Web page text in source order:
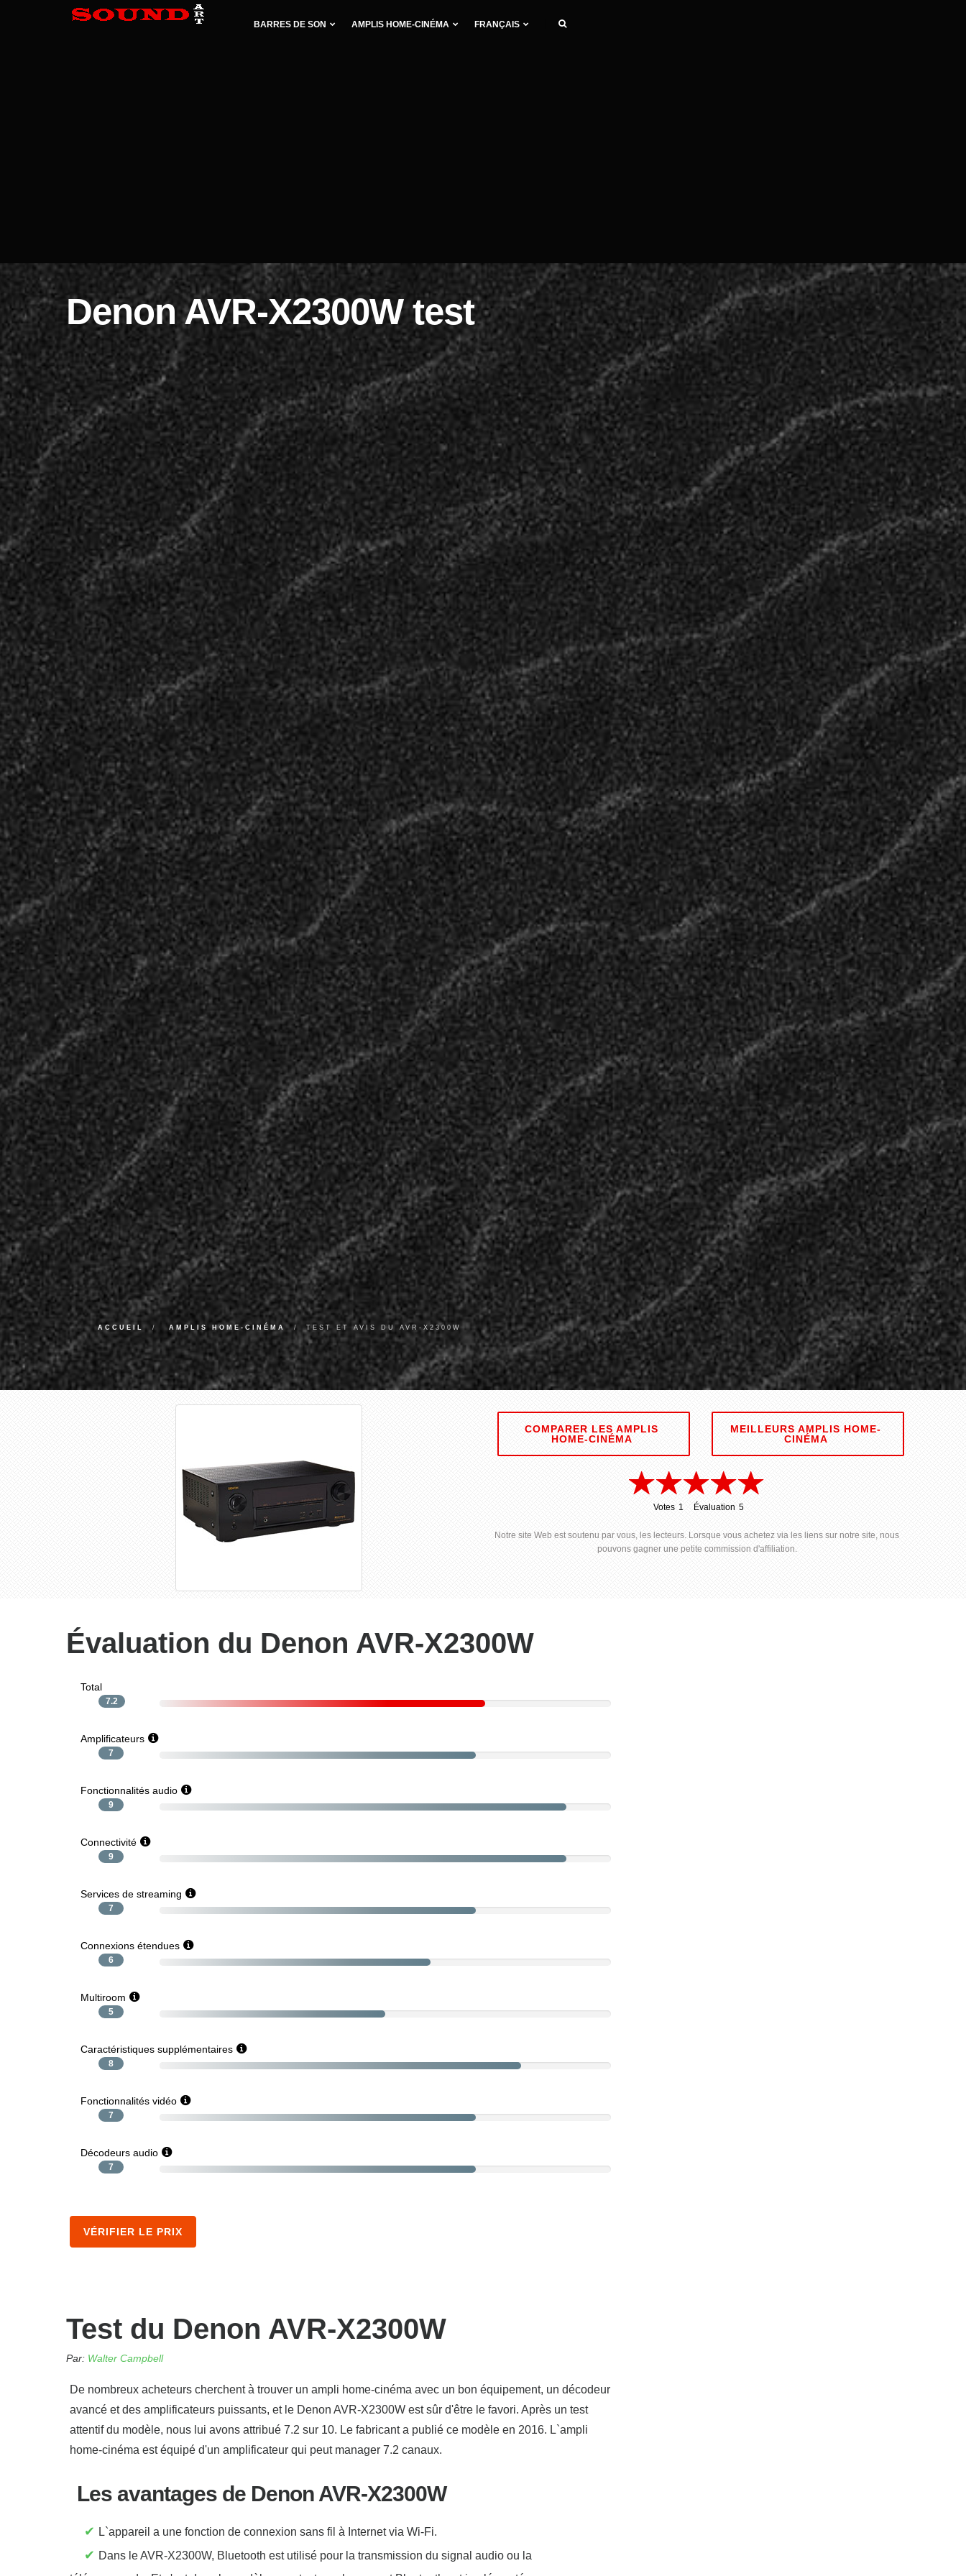
BARRES DE SON AMPLIS HOME-CINÉMA FRANÇAIS
Denon AVR-X2300W test
ACCUEIL AMPLIS HOME-CINÉMA TEST ET AVIS DU AVR-X2300W
COMPARER LES AMPLIS
HOME-CINÉMA
MEILLEURS AMPLIS HOME-
CINÉMA
Votes 1
Évaluation 5
Notre site Web est soutenu par vous, les lecteurs. Lorsque vous achetez via les liens sur notre site, nous
pouvons gagner une petite commission d'affiliation.
Évaluation du Denon AVR-X2300W
Total
7.2
Amplificateurs
7
Fonctionnalités audio
9
Connectivité
9
Services de streaming
7
Connexions étendues
6
Multiroom
5
Caractéristiques supplémentaires
8
Fonctionnalités vidéo
7
Décodeurs audio
7
VÉRIFIER LE PRIX
Test du Denon AVR-X2300W
Par: Walter Campbell
De nombreux acheteurs cherchent à trouver un ampli home-cinéma avec un bon équipement, un décodeur
avancé et des amplificateurs puissants, et le Denon AVR-X2300W est sûr d'être le favori. Après un test
attentif du modèle, nous lui avons attribué 7.2 sur 10. Le fabricant a publié ce modèle en 2016. L`ampli
home-cinéma est équipé d'un amplificateur qui peut manager 7.2 canaux.
Les avantages de Denon AVR-X2300W
✔ L`appareil a une fonction de connexion sans fil à Internet via Wi-Fi.
✔ Dans le AVR-X2300W, Bluetooth est utilisé pour la transmission du signal audio ou la